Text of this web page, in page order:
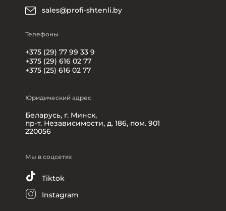
sales@profi-shtenli.by
Телефоны
+375 (29) 77 99 33 9
+375 (29) 616 02 77
+375 (25) 616 02 77
Юридический адрес
Беларусь, г. Минск,
пр-т. Независимости, д. 186, пом. 901
220056
Мы в соцсетях
Tiktok
Instagram